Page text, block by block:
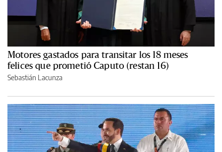
Motores gastados para transitar los 18 meses
felices que prometió Caputo (restan 16)
Sebastián Lacunza